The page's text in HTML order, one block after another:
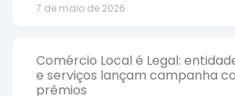
7 de maio de 2026
Comércio Local é Legal:
e serviços lançam campanha
prêmios